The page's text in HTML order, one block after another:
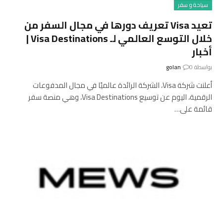
سياحة و سفر
تعيد Visa تعريف دورها في مجال السفر من
خلال التوسع العالمي لـ Visa Destinations |
أخبار
بواسطة golan 0
أعلنت شركة Visa، الشركة الرائدة عالميًا في مجال المدفوعات
الرقمية، اليوم عن توسيع Visa Destinations، وهي منصة سفر
قائمة على…